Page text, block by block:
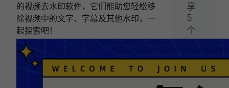
的视频去水印软件，它们能助您轻松移
除视频中的文字、字幕及其他水印，一
起探索吧！
享
5
个
用